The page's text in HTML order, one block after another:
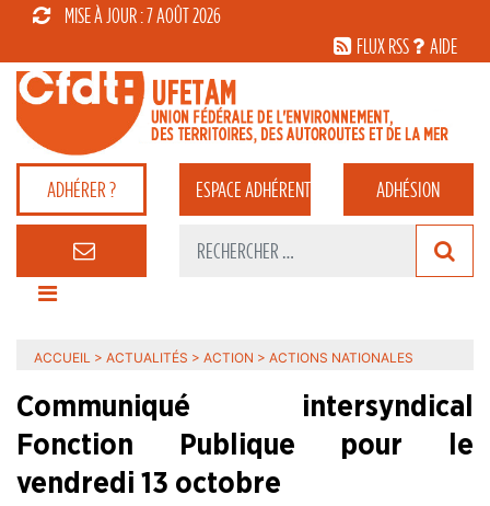
MISE À JOUR : 7 AOÛT 2026
FLUX RSS
AIDE
ADHÉRER ? ESPACEADHÉRENT ADHÉSION
ACCUEIL > ACTUALITÉS > ACTION > ACTIONS NATIONALES
Communiqué intersyndical
Fonction Publique pour le
vendredi 13 octobre